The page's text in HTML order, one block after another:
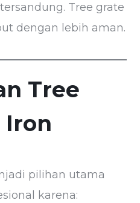
Tree grate
dengan lebih aman.
Tree
Iron
pilihan utama
karena: